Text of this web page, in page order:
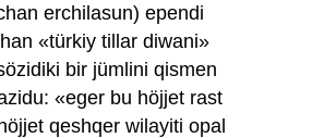
erchilasun) ependi
«türkiy tillar diwani»
bir jümlini qismen
«eger bu höjjet rast
qeshqer wilayiti opal